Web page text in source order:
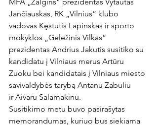
Jančiauskas, RK „Vilnius” klubo
vadovas Kęstutis Lapinskas ir sporto
mokyklos „Geležinis Vilkas”
prezidentas Andrius Jakutis susitiko su
kandidatu į Vilniaus merus Artūru
Zuoku bei kandidatais į Vilniaus miesto
savivaldybės tarybą Antanu Zabuliu
ir Aivaru Salamakinu.
Susitikimo metu buvo pasirašytas
memorandumas, kuriuo bus siekiama